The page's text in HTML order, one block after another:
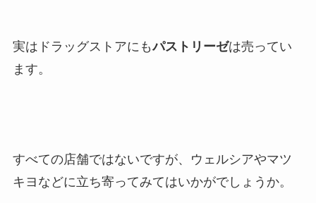
実はドラッグストアにもパストリーゼは売ってい
ます。
すべての店舗ではないですが、ウェルシアやマツ
キヨなどに立ち寄ってみてはいかがでしょうか。